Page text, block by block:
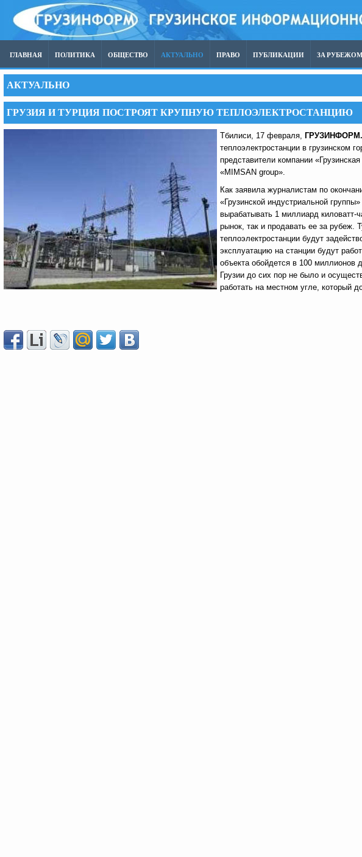
ГЛАВНАЯ ПОЛИТИКА ОБЩЕСТВО АКТУАЛЬНО ПРАВО ПУБЛИКАЦИИ ЗА РУБЕЖОМ
АКТУАЛЬНО
ГРУЗИЯ И ТУРЦИЯ ПОСТРОЯТ КРУПНУЮ ТЕПЛОЭЛЕКТРОСТАНЦИЮ
Тбилиси, 17 февраля, ГРУЗИНФОРМ.
теплоэлектростанции в грузинском
представители компании
«MIMSAN group».
Как заявила журналистам по
«Грузинской индустриальной
вырабатывать 1 миллиард киловатт-
рынок, так и продавать ее за рубеж.
теплоэлектростанции будут
эксплуатацию на станции будут
объекта обойдется в 100 миллионов
Грузии до сих пор не было и
работать на местном угле, который